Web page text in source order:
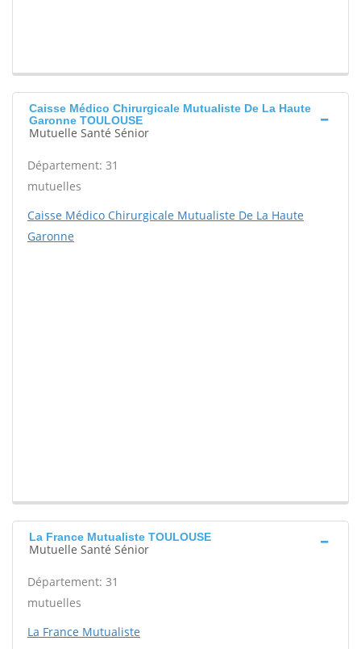
Caisse Médico Chirurgicale Mutualiste De La Haute
Garonne TOULOUSE
Mutuelle Santé Sénior
Département: 31
mutuelles
Caisse Médico Chirurgicale Mutualiste De La Haute
Garonne
La France Mutualiste TOULOUSE
Mutuelle Santé Sénior
Département: 31
mutuelles
La France Mutualiste